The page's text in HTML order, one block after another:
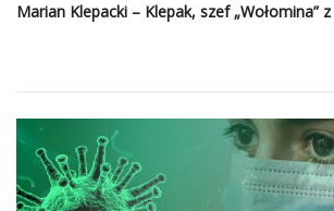
Marian Klepacki – Klepak, szef „Wołomina”